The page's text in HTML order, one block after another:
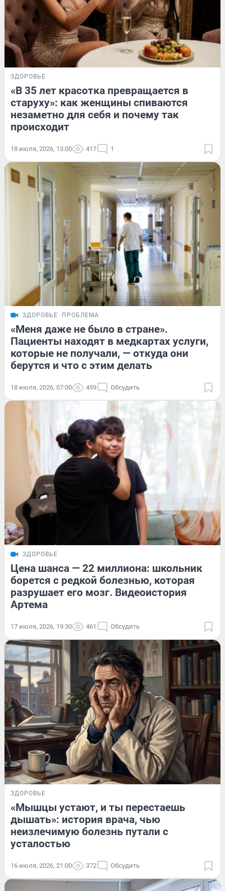
ЗДОРОВЬЕ
«В 35 лет красотка превращается в
старуху»: как женщины спиваются
незаметно для себя и почему так
происходит
18 июля, 2026, 13:00 417 1
ЗДОРОВЬЕ ПРОБЛЕМА
«Меня даже не было в стране».
Пациенты находят в медкартах услуги,
которые не получали, — откуда они
берутся и что с этим делать
18 июля, 2026, 07:00 459 Обсудить
ЗДОРОВЬЕ
Цена шанса — 22 миллиона: школьник
борется с редкой болезнью, которая
разрушает его мозг. Видеоистория
Артема
17 июля, 2026, 19:30 461 Обсудить
ЗДОРОВЬЕ
«Мышцы устают, и ты перестаешь
дышать»: история врача, чью
неизлечимую болезнь путали с
усталостью
16 июля, 2026, 21:00 372 Обсудить